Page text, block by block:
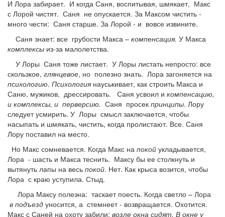
И Лора забирает. И когда Саня, воспитывая, шмякает, Макс
с Лорой чистят. Саня не опускается. За Максом чистить -
много чести: Саня старше. За Лорой - и вовсе извините.
Саня знает: все грубости Макса – компенсация. У Макса
комплексы из-за малолетства.
У Лоры Саня тоже листает. У Лоры листать непросто: все
скользкое, глянцевое, но полезно знать. Лора загоняется на
психологию. Психология науськивает, как строить Макса и
Саню, мужиков, дрессировать. Саня усвоил и компенсацию,
и комплексы, и перверсию. Саня просек принципы. Лору
следует усмирить. У Лоры смысл заключается, чтобы
насыпать и шмякать, чистить, когда пролистают. Все. Саня
Лору поставил на место.
Но Макс сомневается. Когда Макс на покой укладывается,
Лора - шасть и Макса теснить. Максу бы ее столкнуть и
вытянуть лапы на весь покой. Нет. Как крыса возится, чтобы
Лора с краю уступила. Стыд.
Лора Максу полезна: таскает поесть. Когда светло – Лора
в подъезд уносится, а стемнеет - возвращается. Охотится.
Макс с Саней на охоту забили: возле окна сидят. В окне у